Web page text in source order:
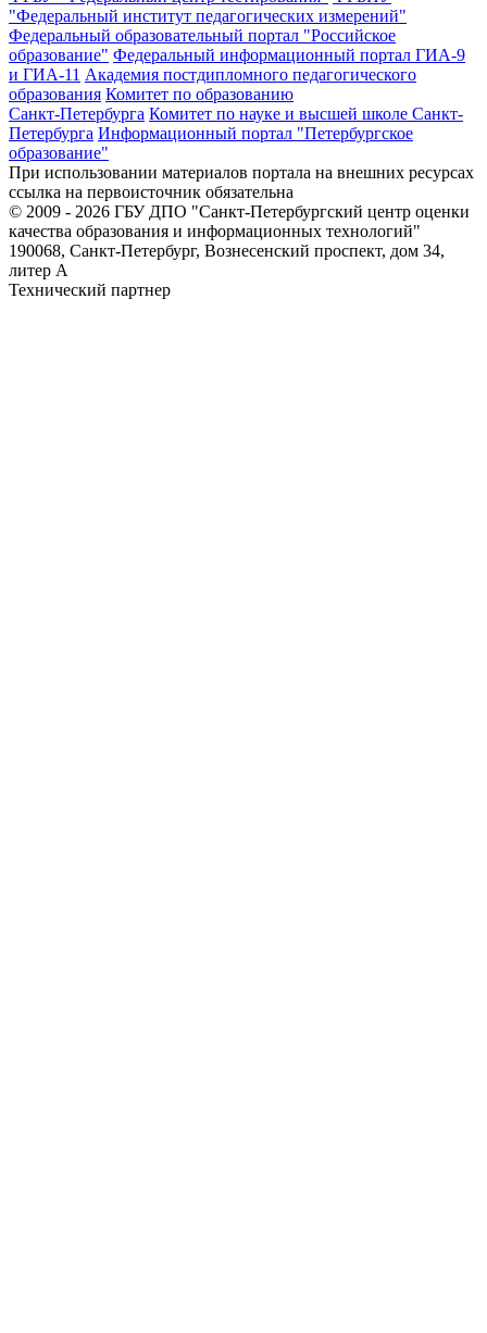
"Федеральный институт педагогических измерений"
Федеральный образовательный портал "Российское
образование" Федеральный информационный портал ГИА-9
и ГИА-11 Академия постдипломного педагогического
образования Комитет по образованию
Санкт-Петербурга Комитет по науке и высшей школе Санкт-
Петербурга Информационный портал "Петербургское
образование"
При использовании материалов портала на внешних ресурсах
ссылка на первоисточник обязательна
© 2009 - 2026 ГБУ ДПО "Санкт-Петербургский центр оценки
качества образования и информационных технологий"
190068, Санкт-Петербург, Вознесенский проспект, дом 34,
литер А
Технический партнер